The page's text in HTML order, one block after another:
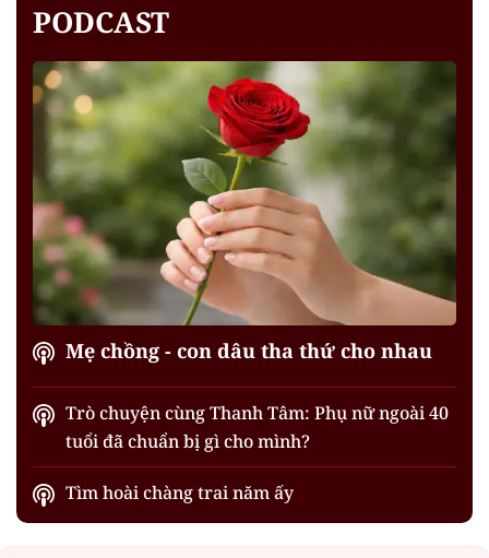
PODCAST
Mẹ chồng - con dâu tha thứ cho nhau
Trò chuyện cùng Thanh Tâm: Phụ nữ ngoài 40
tuổi đã chuẩn bị gì cho mình?
Tìm hoài chàng trai năm ấy